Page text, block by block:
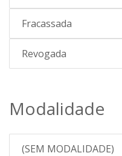
Fracassada
Revogada
Modalidade
(SEM MODALIDADE)